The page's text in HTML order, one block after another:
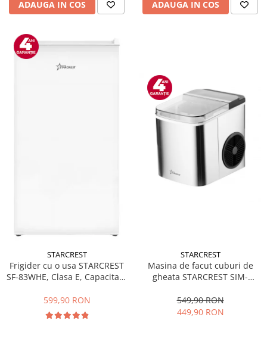
ADAUGA IN COS ADAUGA IN COS
STARCREST
Frigider cu o usa STARCREST
SF-83WHE, Clasa E, Capacitate
Compartiment gheata, H 85
cm, Alb
599,90 RON
STARCREST
Masina de facut cuburi de
gheata STARCREST SIM-
Doua dimensiuni pentru
cuburi, Rezervor apa 1.3 l,
549,90 RON
449,90 RON